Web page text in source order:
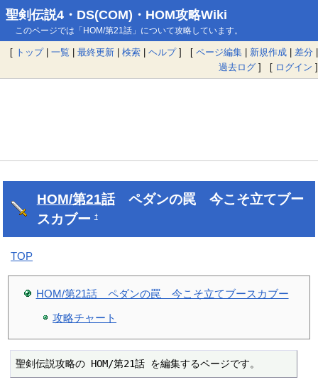
聖剣伝説4・DS(COM)・HOM攻略Wiki
このページでは「HOM/第21話」について攻略しています。
[ トップ| 一覧 | 最終更新 | 検索 | ヘルプ] [ ページ編集 | 新規作成 | 差分 |
過去ログ ] [ ログイン ]
HOM/第21話ペダンの罠 今こそ立てブー
スカブー†
TOP
HOM/第21話 ペダンの罠 今こそ立てブースカブー
攻略チャート
聖剣伝説攻略の HOM/第21話 を編集するページです。